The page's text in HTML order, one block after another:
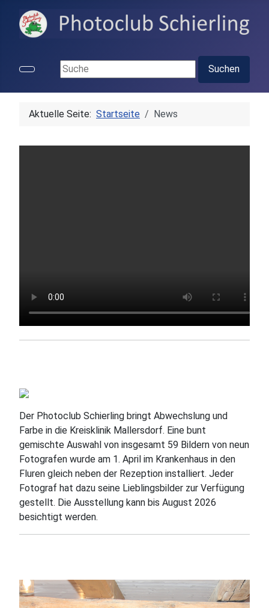
Suchen ...
Suchen
Aktuelle Seite: Startseite News
Der Photoclub Schierling bringt Abwechslung und
Farbe in die Kreisklinik Mallersdorf. Eine bunt
gemischte Auswahl von insgesamt 59 Bildern von neun
Fotografen wurde am 1. April im Krankenhaus in den
Fluren gleich neben der Rezeption installiert. Jeder
Fotograf hat dazu seine Lieblingsbilder zur Verfügung
gestellt. Die Ausstellung kann bis August 2026
besichtigt werden.